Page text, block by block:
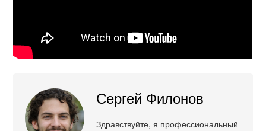
Сергей Филонов
Здравствуйте, я профессиональный